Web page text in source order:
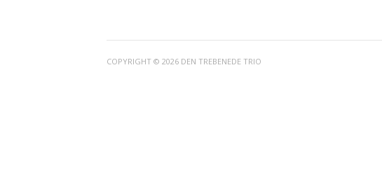
COPYRIGHT © 2026 DEN TREBENEDE TRIO